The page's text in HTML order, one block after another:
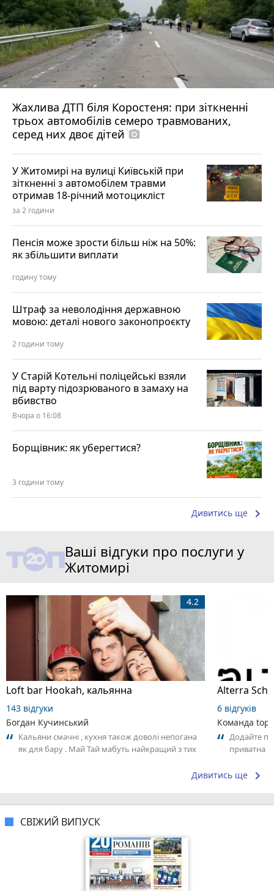
Жахлива ДТП біля Коростеня: при зіткненні
трьох автомобілів семеро травмованих,
серед них двоє дітей photo_camera
У Житомирі на вулиці Київській при
зіткненні з автомобілем травми
отримав 18-річний мотоцикліст
за 2 години
Пенсія може зрости більш ніж на 50%:
як збільшити виплати
годину тому
Штраф за неволодіння державною
мовою: деталі нового законопроєкту
2 години тому
У Старій Котельні поліцейські взяли
під варту підозрюваного в замаху на
вбивство
Вчора о 16:08
Борщівник: як уберегтися?
3 години тому
Дивитись ще keyboard_arrow_right
Ваші відгуки про послуги у
Житомирі
Loft bar Hookah, кальянна
4.2
143 відгуки
Богдан Кучинський
Кальяни смачні , кухня також доволі непогана
як для бару . Май Тай мабуть найкращий з тих
6 відгуків
Команда
Додайте
приватна
Дивитись ще keyboard_arrow_right
СВІЖИЙ ВИПУСК